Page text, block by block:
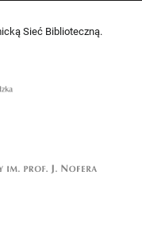
Sieć Biblioteczną.